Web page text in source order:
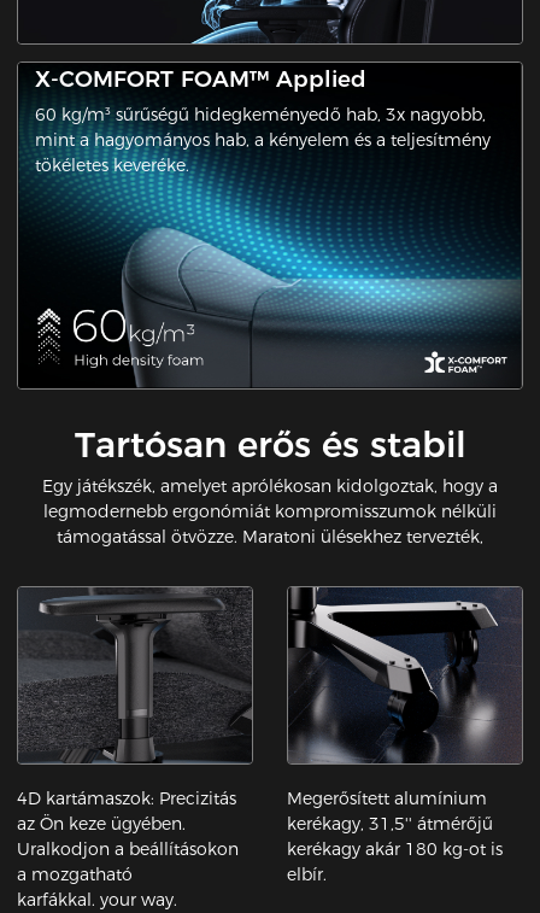
X-COMFORT FOAM™ Applied
60 kg/m³ sűrűségű hidegkeményedő hab, 3x nagyobb,
mint a hagyományos hab, a kényelem és a teljesítmény
tökéletes keveréke.
Tartósan erős és stabil
Egy játékszék, amelyet aprólékosan kidolgoztak, hogy a
legmodernebb ergonómiát kompromisszumok nélküli
támogatással ötvözze. Maratoni ülésekhez tervezték,
4D kartámaszok: Precizitás
az Ön keze ügyében.
Uralkodjon a beállításokon
a mozgatható
karfákkal. your way.
Megerősített alumínium
kerékagy, 31,5'' átmérőjű
kerékagy akár 180 kg-ot is
elbír.